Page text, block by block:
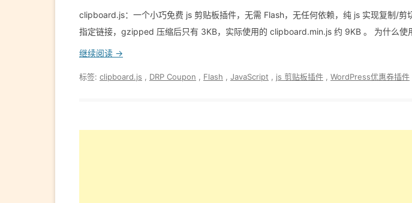
clipboard.js：一个小巧免费 js 剪贴板插件，无需 Flash，无任何依赖，纯 js 实现复制/剪
指定链接，gzipped 压缩后只有 3KB，实际使用的 clipboard.min.js 约 9KB 。 为什么
继续阅读 →
标签: clipboard.js DRP Coupon Flash JavaScript js 剪贴板插件 WordPress优惠券插件